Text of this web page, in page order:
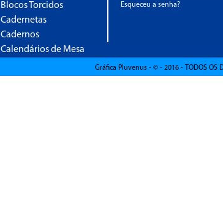
Blocos Torcidos
Cadernetas
Cadernos
Calendários de Mesa
Esqueceu a senha?
Gráfica Pluvenus - © - 2016 - TODOS OS